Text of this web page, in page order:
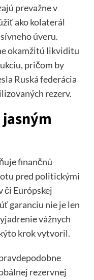
prevažne v
ako kolaterál
úveru.
okamžitú likviditu
pričom by
Ruská federácia
rezerv.
jasným
finančnú
pred politickými
či Európskej
garanciu nie je len
vážnych
krok vytvoril.
rezervnej